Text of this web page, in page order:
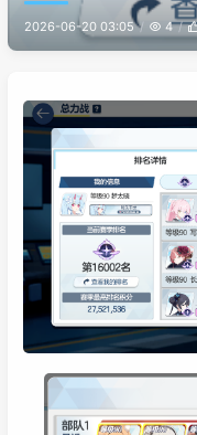
2026-06-20 03:05 4